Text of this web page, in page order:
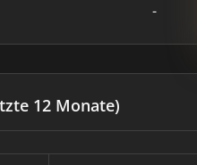
-
12 Monate)